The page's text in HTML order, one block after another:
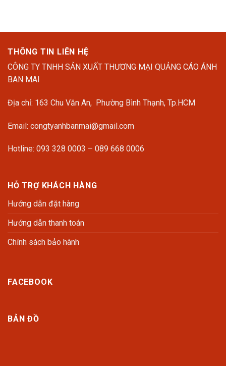
THÔNG TIN LIÊN HỆ
CÔNG TY TNHH SẢN XUẤT THƯƠNG MẠI QUẢNG CÁO ÁNH
BAN MAI
Địa chỉ: 163 Chu Văn An, Phường Bình Thạnh, Tp.HCM
Email: congtyanhbanmai@gmail.com
Hotline: 093 328 0003 – 089 668 0006
HỖ TRỢ KHÁCH HÀNG
Hướng dẫn đặt hàng
Hướng dẫn thanh toán
Chính sách bảo hành
FACEBOOK
BẢN ĐỒ